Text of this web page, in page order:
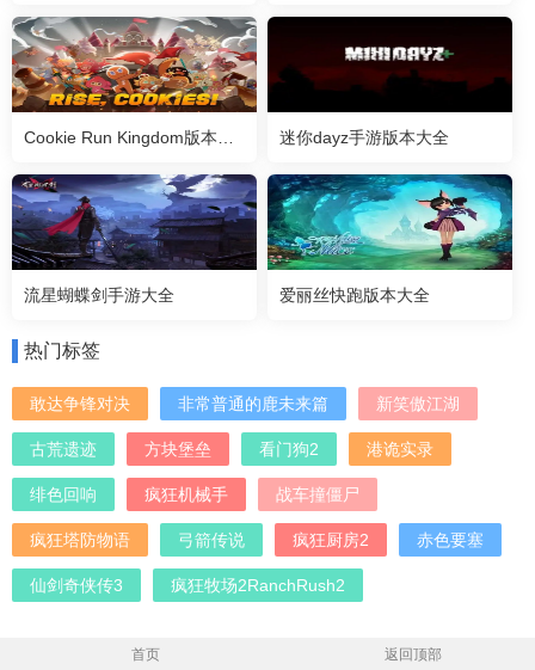
迷你dayz手游版本大全
流星蝴蝶剑手游大全 爱丽丝快跑版本大全
热门标签
敢达争锋对决 非常普通的鹿未来篇 新笑傲江湖
古荒遗迹 方块堡垒 看门狗2 港诡实录
绯色回响 疯狂机械手 战车撞僵尸
疯狂塔防物语 弓箭传说 疯狂厨房2 赤色要塞
仙剑奇侠传3 疯狂牧场2RanchRush2
首页 返回顶部